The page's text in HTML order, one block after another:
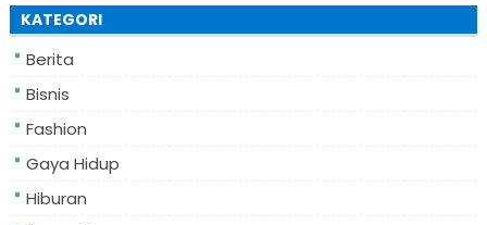
KATEGORI
Berita
Bisnis
Fashion
Gaya Hidup
Hiburan